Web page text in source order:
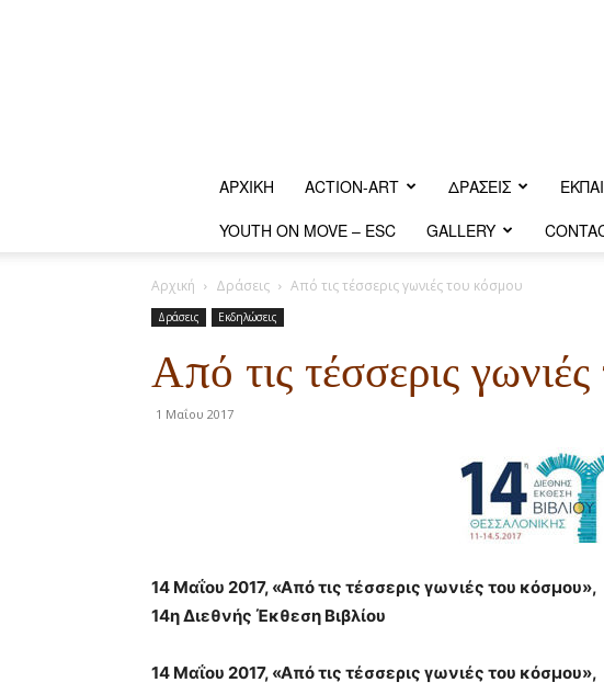
ΑΡΧΙΚΗ ACTION-ART ΔΡΆΣΕΙΣ
YOUTH ON MOVE – ESC
GALLERY
Αρχική Δράσεις Από τις τέσσερις γωνιές του κόσμου
Δράσεις Εκδηλώσεις
Από τις τέσσερις
1 Μαΐου 2017
14 Μαΐου 2017, «Από τις τέσσερις
14η Διεθνής Έκθεση Βιβλίου
14 Μαΐου 2017, «Από τις τέσσερις γωνιές του κόσμου»,